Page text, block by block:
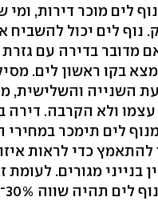
לים מוכר דירות, ומי
רק אם מדובר בדירה עם
בקו ראשון לים.
השנייה והשלישית,
עצמו ולא הקרבה. דירה
לים תימכר במחירי
להתאמץ כדי לראות
בנייני מגורים.
תהיה שווה 30%־15% יותר".